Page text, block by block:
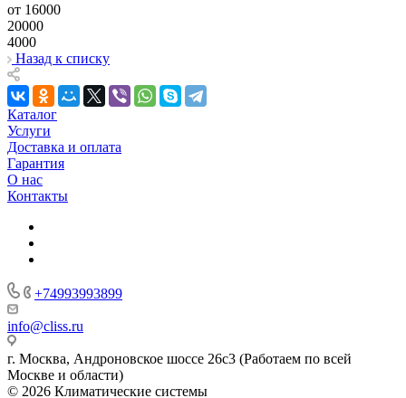
от 16000
20000
4000
Назад к списку
Каталог
Услуги
Доставка и оплата
Гарантия
О нас
Контакты
+74993993899
info@cliss.ru
г. Москва, Андроновское шоссе 26с3 (Работаем по всей
Москве и области)
© 2026 Климатические системы